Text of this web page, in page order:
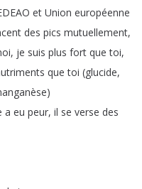
et Union européenne
des pics mutuellement,
, je suis plus fort que toi,
que toi (glucide,
)
a eu peur, il se verse des